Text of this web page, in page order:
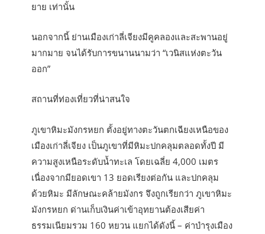
ยาย เท่านั้น
นอกจากนี้ ย่านเมืองเก่าลี่เจียงมีคูคลองและสะพานอยู่
มากมาย จนได้รับการขนานนามว่า “เวนิสแห่งตะวัน
ออก”
สถานที่ท่องเที่ยวที่น่าสนใจ
ภูเขาหิมะมังกรหยก ตั้งอยู่ทางตะวันตกเฉียงเหนือของ
เมืองเก่าลี่เจียง เป็นภูเขาที่มีหิมะปกคลุมตลอดทั้งปี มี
ความสูงเหนือระดับน้ำทะเล โดยเฉลี่ย 4,000 เมตร
เนื่องจากมียอดเขา 13 ยอดเรียงต่อกัน และปกคลุม
ด้วยหิมะ มีลักษณะคล้ายมังกร จึงถูกเรียกว่า ภูเขาหิมะ
มังกรหยก ด่านเก็บเงินค่าเข้าอุทยานต้องเสียค่า
ธรรมเนียมรวม 160 หยวน แยกได้ดังนี้ – ค่าบำรุงเมือง